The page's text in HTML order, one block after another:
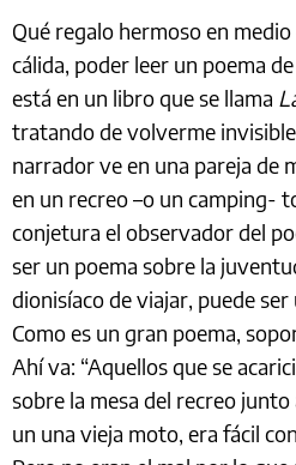
Qué regalo hermoso en
cálida, poder leer un poema
está en un libro que se llama
tratando de volverme
narrador ve en una pareja de
en un recreo –o un camping-
conjetura el observador del
ser un poema sobre la
dionisíaco de viajar, puede
Como es un gran poema,
Ahí va: “Aquellos que se
sobre la mesa del recreo
un una vieja moto, era fácil